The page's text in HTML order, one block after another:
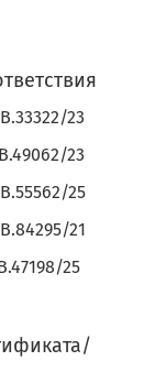
23
23
25
21
25